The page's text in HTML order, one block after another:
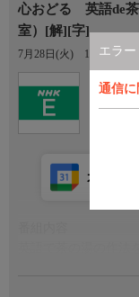
エラー
通信
心おどる 英語de
室）[解][字]
7月28日(火) 12:15〜12:45
Ch.2
NHK
カレンダ
英語で茶の湯の作法